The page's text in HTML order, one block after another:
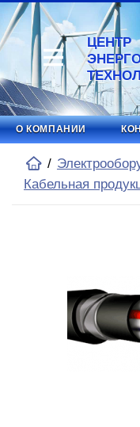
ЦЕНТР
О КОМПАНИИ
Кабельная